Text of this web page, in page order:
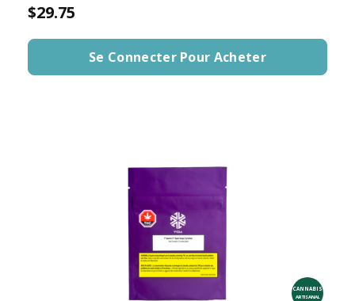
$29.75
Se Connecter Pour Acheter
CANNABIS
ARTISANAL